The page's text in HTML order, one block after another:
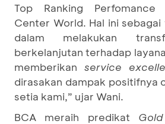
Top Ranking
Center World. Hal ini
dalam melakukan
berkelanjutan terhadap
memberikan service
dirasakan dampak positifnya
setia kami,” ujar Wani.
BCA meraih predikat Gold